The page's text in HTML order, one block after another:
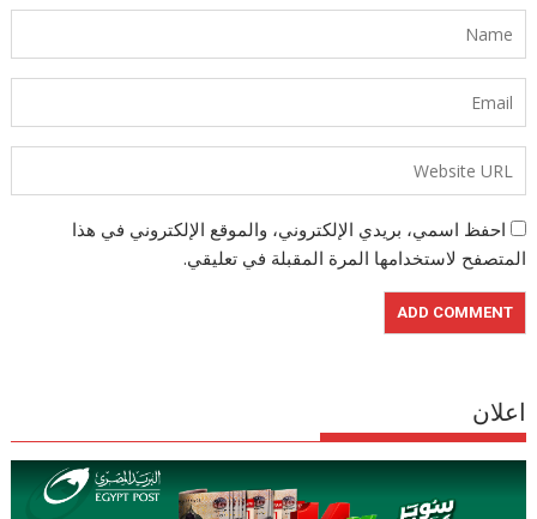
احفظ اسمي، بريدي الإلكتروني، والموقع الإلكتروني في هذا
المتصفح لاستخدامها المرة المقبلة في تعليقي.
اعلان